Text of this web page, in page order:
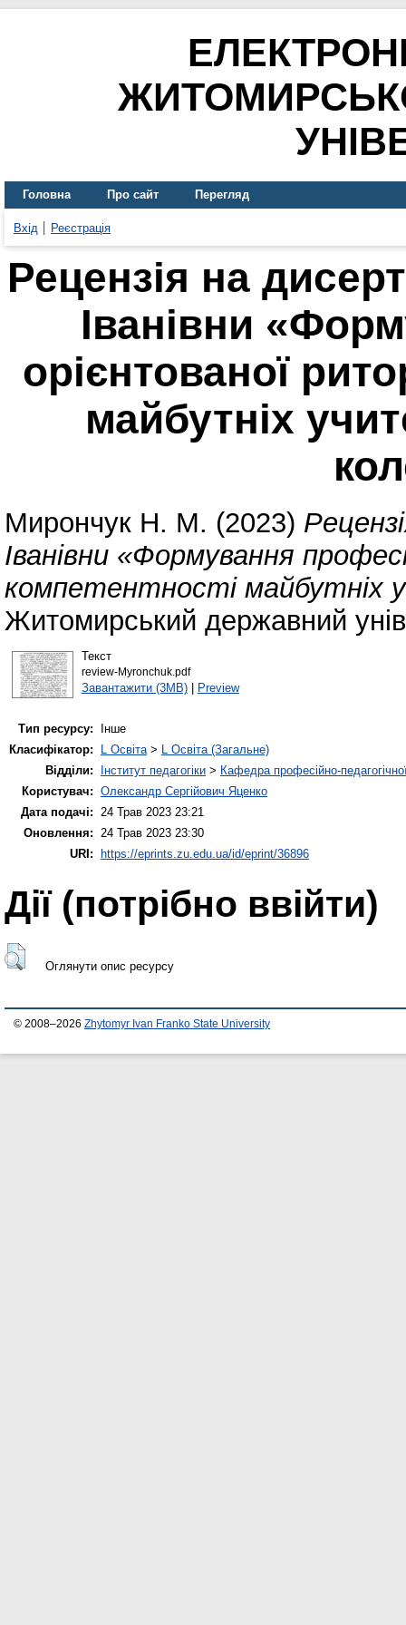
Головна Про сайт Перегляд
Вхід Реєстрація
Рецензія на
Іванівни
орієнтованої
майбутніх
Мирончук Н. М. (2023)
Іванівни «Формування
компетентності майбутніх
Житомирський державний
Текст
review-Myronchuk.pdf
Завантажити (3MB)| Preview
Тип ресурсу:
Інше
Класифікатор:
L Освіта> L Освіта (Загальне)
Відділи:
Інститут педагогіки > Кафедра професійно-
Користувач: Олександр Сергійович Яценко
Дата подачі: 24 Трав 2023 23:21
Оновлення: 24 Трав 2023 23:30
URI:
https://eprints.zu.edu.ua/id/eprint/36896
Дії ​​(потрібно ввійти)
Оглянути опис ресурсу
© 2008–2026 Zhytomyr Ivan Franko State University